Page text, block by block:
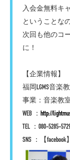
入会金無料キ
ということな
次回も他のコ
に！
【企業情報】
福岡LGMS音楽教室
事業：音楽教
WEB ： http://
TEL ：080-5285-
SNS ：【facebook】